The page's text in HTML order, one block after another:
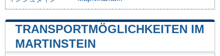
TRANSPORTMÖGLICHKEITEN IM
MARTINSTEIN